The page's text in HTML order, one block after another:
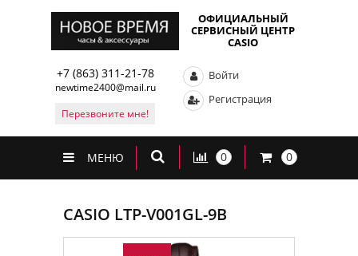
ОФИЦИАЛЬНЫЙ
СЕРВИСНЫЙ ЦЕНТР
CASIO
+7 (863) 311-21-78
newtime2400@mail.ru
Перезвоните мне!
Войти
Регистрация
МЕНЮ 0 0
CASIO LTP-V001GL-9B